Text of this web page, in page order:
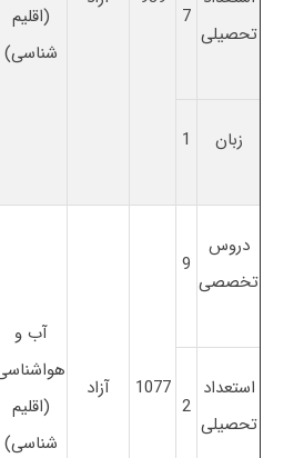
(اقلیم
شناسی)
تحصیلی
7
زبان 1
دروس
تخصصی
9
1077 آزاد
آب و
(اقلیم
شناسی)
استعداد
تحصیلی
2